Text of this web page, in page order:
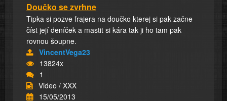
Doučko se zvrhne
Tipka si pozve frajera na doučko kterej si pak začne
číst její deníček a mastit si kára tak ji ho tam pak
rovnou šoupne.
VincentVega23
13824x
1
Video / XXX
15/05/2013